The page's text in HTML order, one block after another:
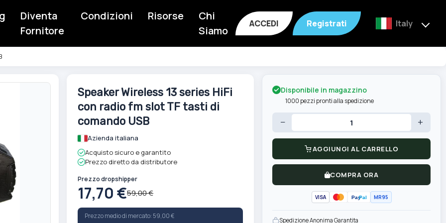
Diventa
Fornitore
Condizioni Risorse
Chi
Siamo
ACCEDI Registrati Italy
Vai
immagini
Speaker Wireless 13 series HiFi
con radio fm slot TF tasti di
comando USB
Azienda italiana
Acquisto sicuro e garantito
Prezzo diretto da distributore
Prezzo dropshipper
17,70 €59,00 €
Prezzo medio di mercato: 59,00 €
Disponibile in magazzino
1000 pezzi pronti alla spedizione
− +
AGGIUNGI AL CARRELLO
COMPRA ORA
VISA PayPal MR95
Spedizione Anonima Garantita